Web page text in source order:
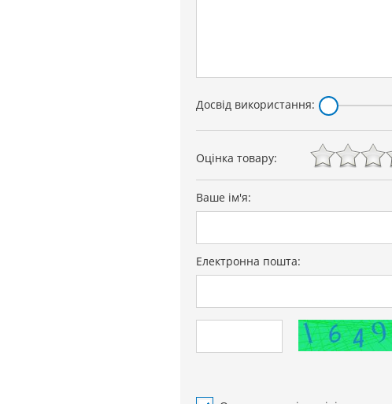
Досвід використання:
Оцінка товару:
Ваше ім'я:
Електронна пошта: